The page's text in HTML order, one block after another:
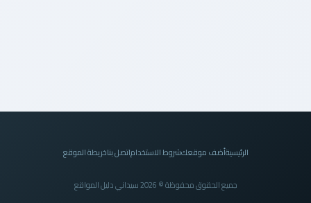
الرئيسيةأضف موقعكشروط الاستخداماتصل بناخريطة الموقع
جميع الحقوق محفوظة © 2026 سيداني دليل المواقع